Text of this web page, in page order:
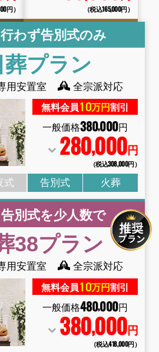
円） （税込165,000円）
わず告別式のみ
葬プラン
用安置室 全宗派対応
無料会員10万円割引
一般価格380,000円
280,000円
（税込308,000円）
式 告別式 火葬
別式を少人数で
38プラン
用安置室 全宗派対応
無料会員10万円割引
一般価格480,000円
380,000円
（税込418,000円）